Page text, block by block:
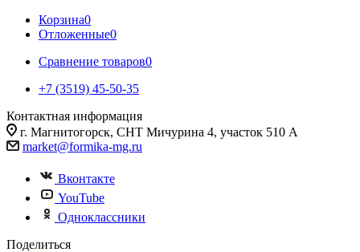
Корзина0
Отложенные0
Сравнение товаров0
+7 (3519) 45-50-35
Контактная информация
г. Магнитогорск, СНТ Мичурина 4, участок 510 А
market@formika-mg.ru
Вконтакте
YouTube
Одноклассники
Поделиться